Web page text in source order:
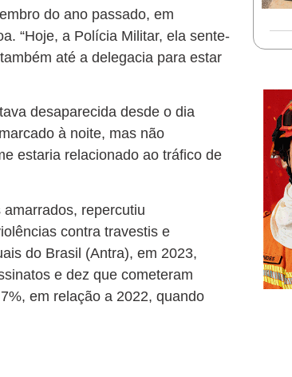
do ano passado, em
“Hoje, a Polícia Militar, ela sente-
até a delegacia para estar
desaparecida desde o dia
à noite, mas não
estaria relacionado ao tráfico de
repercutiu
contra travestis e
do Brasil (Antra), em 2023,
e dez que cometeram
em relação a 2022, quando